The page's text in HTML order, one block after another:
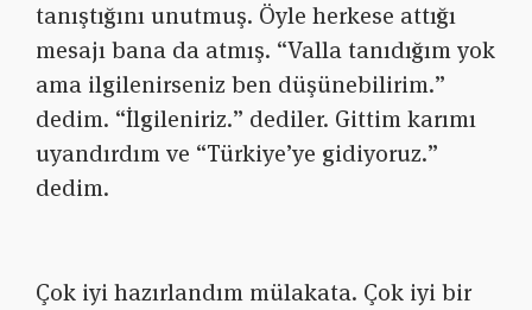
tanıştığını unutmuş. Öyle herkese attığı
mesajı bana da atmış. “Valla tanıdığım yok
ama ilgilenirseniz ben düşünebilirim.”
dedim. “İlgileniriz.” dediler. Gittim karımı
uyandırdım ve “Türkiye’ye gidiyoruz.”
dedim.
Çok iyi hazırlandım mülakata. Çok iyi bir